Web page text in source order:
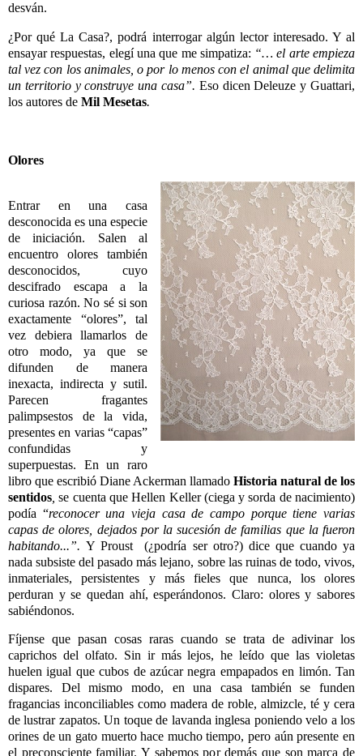
desván.
¿Por qué La Casa?, podrá interrogar algún lector interesado. Y al
ensayar respuestas, elegí una que me simpatiza: “… el arte empieza
tal vez con los animales, o por lo menos con el animal que delimita
un territorio y construye una casa”. Eso dicen Deleuze y Guattari,
los autores de Mil Mesetas.
Olores
Entrar en una casa
desconocida es una especie
de iniciación. Salen al
encuentro olores también
desconocidos, cuyo
descifrado escapa a la
curiosa razón. No sé si son
exactamente “olores”, tal
vez debiera llamarlos de
otro modo, ya que se
difunden de manera
inexacta, indirecta y sutil.
Parecen fragantes
palimpsestos de la vida,
presentes en varias “capas”
confundidas y
superpuestas. En un raro
libro que escribió Diane Ackerman llamado Historia natural de los
sentidos ,se cuenta que Hellen Keller (ciega y sorda de nacimiento)
podía “reconocer una vieja casa de campo porque tiene varias
capas de olores, dejados por la sucesión de familias que la fueron
habitando...”.Y Proust
(¿podría ser otro?) dice que cuando ya
nada subsiste del pasado más lejano, sobre las ruinas de todo, vivos,
inmateriales, persistentes y más fieles que nunca, los olores
perduran y se quedan ahí, esperándonos. Claro: olores y sabores
sabiéndonos.
Fíjense que pasan cosas raras cuando se trata de adivinar los
caprichos del olfato. Sin ir más lejos, he leído que las violetas
huelen igual que cubos de azúcar negra empapados en limón. Tan
dispares. Del mismo modo, en una casa también se funden
fragancias inconciliables como madera de roble, almizcle, té y cera
de lustrar zapatos. Un toque de lavanda inglesa poniendo velo a los
orines de un gato muerto hace mucho tiempo, pero aún presente en
el preconsciente familiar. Y sabemos por demás que son marca de